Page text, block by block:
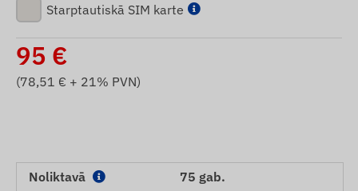
Starptautiskā SIM karte
95 €
(78,51 € + 21% PVN)
Noliktavā
75 gab.